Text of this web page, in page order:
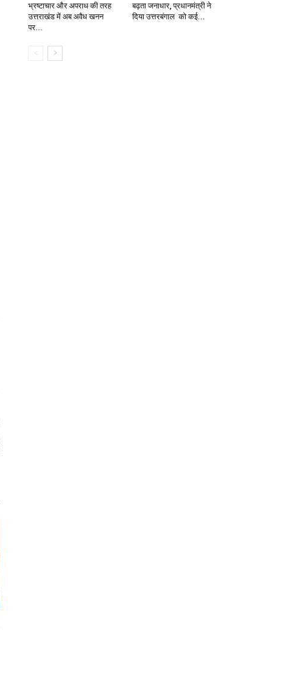
भ्रष्टाचार और अपराध की तरह
उत्तराखंड में अब अवैध खनन
पर...
बढ़ता जनाधार, प्रधानमंत्री ने
दिया उत्तरबंगाल को कई...